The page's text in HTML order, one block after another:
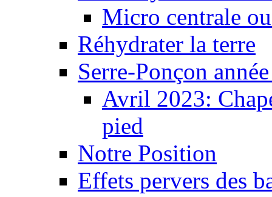
Micro centrale
Réhydrater la terre
Serre-Ponçon
Avril 2023:
pied
Notre Position
Effets pervers des